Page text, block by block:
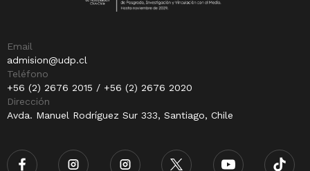
Email
admision@udp.cl
Teléfono
+56 (2) 2676 2015 / +56 (2) 2676 2020
Dirección
Avda. Manuel Rodríguez Sur 333, Santiago, Chile